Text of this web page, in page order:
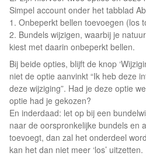
Simpel account onder het tabblad
1. Onbeperkt bellen toevoegen (los
2. Bundels wijzigen, waarbij je
kiest met daarin onbeperkt bellen.
Bij beide opties, blijft de knop
niet de optie aanvinkt “Ik heb deze
deze wijziging”. Had je deze optie
optie had je gekozen?
En inderdaad: let op bij een
naar de oorspronkelijke bundels en
toevoegt, dan zal het onderdeel
kan het dan niet meer ‘los’ uitzetten.